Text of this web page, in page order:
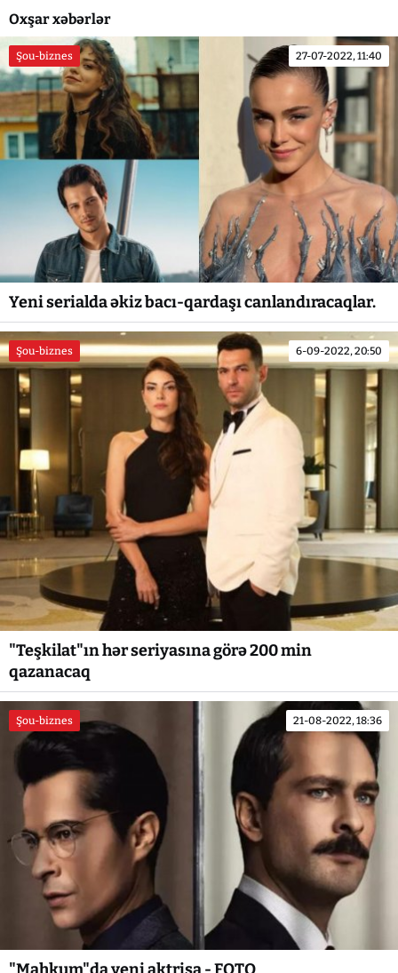
Oxşar xəbərlər
Şou-biznes 27-07-2022, 11:40
Yeni serialda əkiz bacı-qardaşı canlandıracaqlar.
Şou-biznes 6-09-2022, 20:50
"Teşkilat"ın hər seriyasına görə 200 min
qazanacaq
Şou-biznes 21-08-2022, 18:36